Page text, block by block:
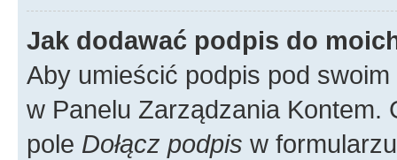
Jak dodawać podpis do
Aby umieścić podpis pod
w Panelu Zarządzania
pole Dołącz podpis w